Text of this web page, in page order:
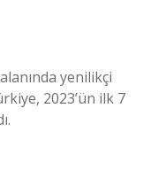
yenilikçi
2023’ün ilk 7